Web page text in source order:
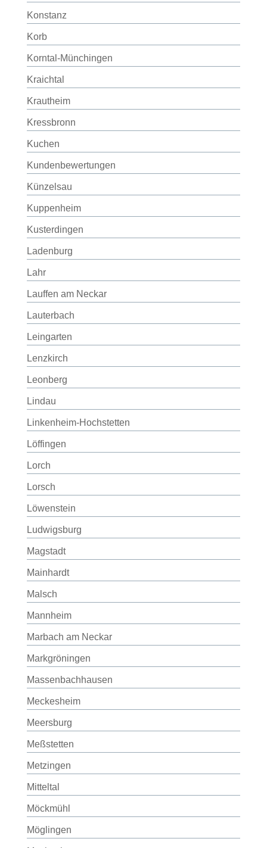
Konstanz
Korb
Korntal-Münchingen
Kraichtal
Krautheim
Kressbronn
Kuchen
Kundenbewertungen
Künzelsau
Kuppenheim
Kusterdingen
Ladenburg
Lahr
Lauffen am Neckar
Lauterbach
Leingarten
Lenzkirch
Leonberg
Lindau
Linkenheim-Hochstetten
Löffingen
Lorch
Lorsch
Löwenstein
Ludwigsburg
Magstadt
Mainhardt
Malsch
Mannheim
Marbach am Neckar
Markgröningen
Massenbachhausen
Meckesheim
Meersburg
Meßstetten
Metzingen
Mitteltal
Möckmühl
Möglingen